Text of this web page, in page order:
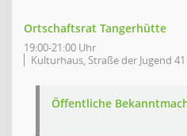
Ortschaftsrat Tangerhütte
19:00-21:00 Uhr
Kulturhaus, Straße der Jugend
Öffentliche